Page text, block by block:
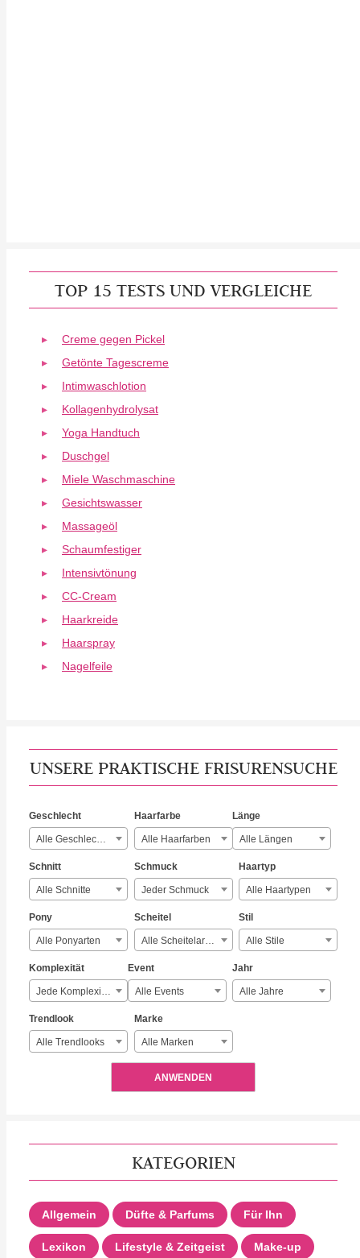
TOP 15 TESTS UND VERGLEICHE
Creme gegen Pickel
Getönte Tagescreme
Intimwaschlotion
Kollagenhydrolysat
Yoga Handtuch
Duschgel
Miele Waschmaschine
Gesichtswasser
Massageöl
Schaumfestiger
Intensivtönung
CC-Cream
Haarkreide
Haarspray
Nagelfeile
UNSERE PRAKTISCHE FRISURENSUCHE
Geschlecht
Alle Geschlechter
Haarfarbe
Alle Haarfarben
Länge
Alle Längen
Schnitt
Alle Schnitte
Schmuck
Jeder Schmuck
Haartyp
Alle Haartypen
Pony
Alle Ponyarten
Scheitel
Alle Scheitelarten
Stil
Alle Stile
Komplexität
Jede Komplexität
Event
Alle Events
Jahr
Alle Jahre
Trendlook
Alle Trendlooks
Marke
Alle Marken
ANWENDEN
KATEGORIEN
Allgemein Düfte & Parfums Für Ihn
Lexikon Lifestyle & Zeitgeist Make-up